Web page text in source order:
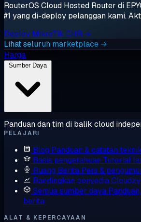
RouterOS Cloud Hosted Router di
#1 yang di-deploy pelanggan kami.
Deploy MikroTik CHR →
Lihat seluruh marketplace →
Harga
Sumber Daya
Panduan dan tim di balik cloud
PELAJARI
Blog Panduan & catatan
Basis pengetahuan Tutorial
Ruang Berita Pers &
Bandingkan penyedia
Semua sumber daya
berita
ALAT & KEPERCAYAAN